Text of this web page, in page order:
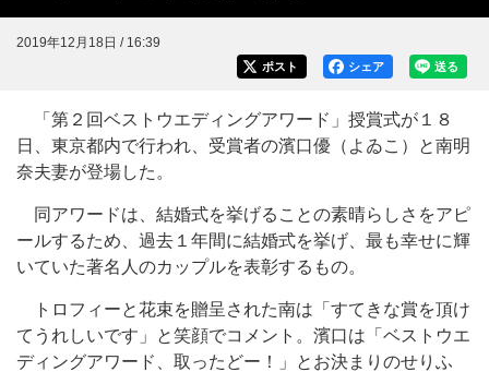
2019年12月18日 / 16:39
送る
シェア
ポスト
「第２回ベストウエディングアワード」授賞式が１８
日、東京都内で行われ、受賞者の濱口優（よゐこ）と南明
奈夫妻が登場した。
同アワードは、結婚式を挙げることの素晴らしさをアピ
ールするため、過去１年間に結婚式を挙げ、最も幸せに輝
いていた著名人のカップルを表彰するもの。
トロフィーと花束を贈呈された南は「すてきな賞を頂け
てうれしいです」と笑顔でコメント。濱口は「ベストウエ
ディングアワード、取ったどー！」とお決まりのせりふ